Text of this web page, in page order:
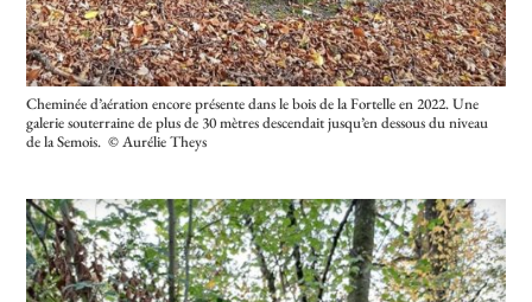
Cheminée d’aération encore présente dans le bois de la Fortelle en 2022. Une
galerie souterraine de plus de 30 mètres descendait jusqu’en dessous du niveau
de la Semois. © Aurélie Theys